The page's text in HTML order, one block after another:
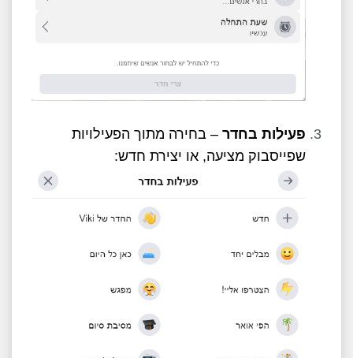
פעילות בחדר – בחירה מתוך הפעילויות
שפייסבוק מציעה, או יצירת חדש: